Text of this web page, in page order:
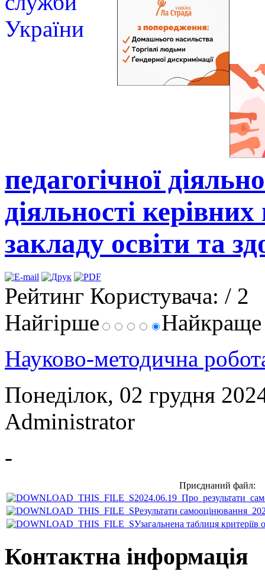
педагогічної
діяльності
закладу освіти та
Рейтинг Користувача: / 2
Найгірше
Науково-методична
Понеділок, 02 грудня
Administrator
-
Приєднаний файл:
Результати
Узагальнена таблиця
Контактна інформація